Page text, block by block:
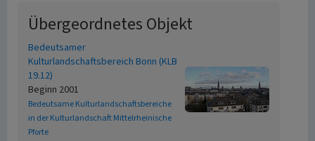
Übergeordnetes Objekt
Bedeutsamer
Kulturlandschaftsbereich Bonn (KLB
19.12)
Beginn 2001
Bedeutsame Kulturlandschaftsbereiche
in der Kulturlandschaft Mittelrheinische
Pforte